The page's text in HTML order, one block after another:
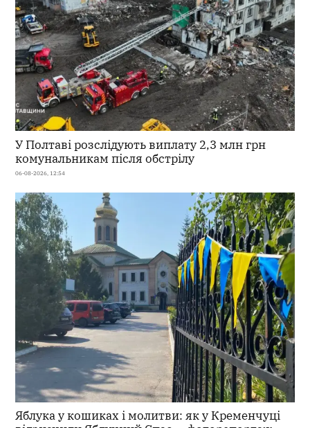
У Полтаві розслідують виплату 2,3 млн грн
комунальникам після обстрілу
06-08-2026, 12:54
Яблука у кошиках і молитви: як у Кременчуці